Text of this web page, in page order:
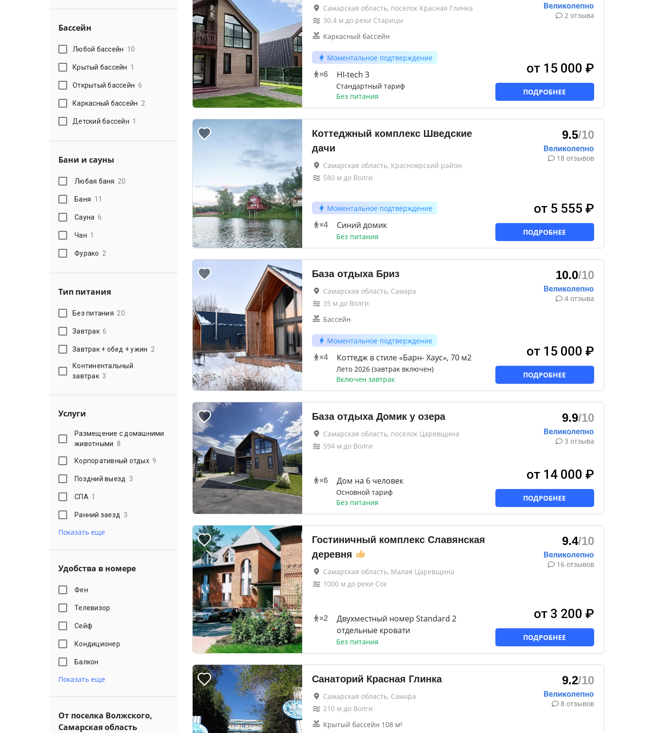
Бассейн
Любой бассейн 10
Крытый бассейн 1
Открытый бассейн 6
Каркасный бассейн 2
Детский бассейн 1
Бани и сауны
Любая баня 20
Баня 11
Сауна 6
Чан 1
Фурако 2
Тип питания
Без питания 20
Завтрак 6
Завтрак + обед + ужин 2
Континентальный
завтрак 3
Услуги
Размещение с домашними
животными 8
Корпоративный отдых 9
Поздний выезд 3
СПА 1
Ранний заезд 3
Показать еще
Удобства в номере
Фен
Телевизор
Сейф
Кондиционер
Балкон
Показать еще
От поселка Волжского,
Самарская область
Самарская область, поселок Красная Глинка
30.4м до реки Старицы
Каркасный бассейн
Моментальное подтверждение
×6 HI-tech 3
Стандартный тариф
Без питания
2 отзыва
от 15 000 ₽
ПОДРОБНЕЕ
Коттеджный комплекс Шведские
дачи
Самарская область, Красноярский район
580м до Волги
Моментальное подтверждение
×4 Синий домик
Без питания
9.5/10
18 отзывов
от 5 555 ₽
ПОДРОБНЕЕ
База отдыха Бриз
Самарская область, Самара
35 м до Волги
Бассейн
Моментальное подтверждение
×4 Коттедж в стиле «Барн- Хаус», 70 м2
Лето 2026 (завтрак включен)
Включен завтрак
10.0/10
4 отзыва
от 15 000 ₽
ПОДРОБНЕЕ
База отдыха Домик у озера
Самарская область, поселок Царевщина
594м до Волги
×6 Дом на 6 человек
Основной тариф
Без питания
9.9/10
3 отзыва
от 14 000 ₽
ПОДРОБНЕЕ
Гостиничный комплекс Славянская
деревня
Самарская область, Малая Царевщина
1000м до реки Сок
×2
Двухместный номер Standard 2
отдельные кровати
Без питания
9.4/10
16 отзывов
от 3 200 ₽
ПОДРОБНЕЕ
Санаторий Красная Глинка
Самарская область, Самара
210м до Волги
Крытый бассейн 108 м²
9.2/10
8 отзывов